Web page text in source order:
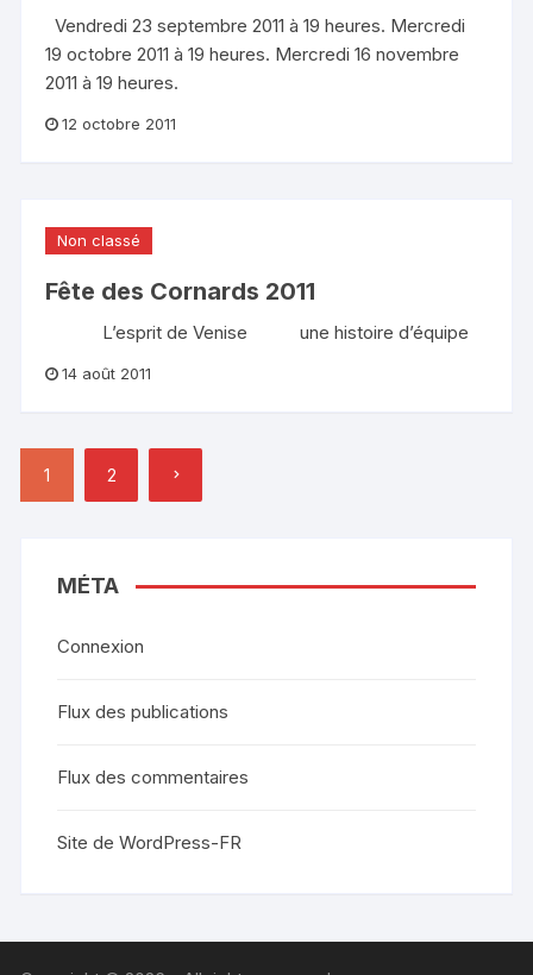
Vendredi 23 septembre 2011 à 19 heures. Mercredi
19 octobre 2011 à 19 heures. Mercredi 16 novembre
2011 à 19 heures.
12 octobre 2011
Non classé
Fête des Cornards 2011
L’esprit de Venise une histoire d’équipe
14 août 2011
Pagination
des
publications
1 2
MÉTA
Connexion
Flux des publications
Flux des commentaires
Site de WordPress-FR